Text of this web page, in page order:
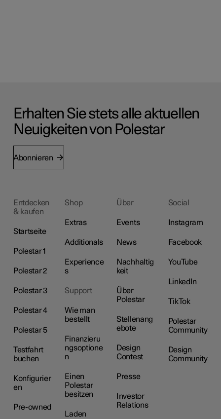
Erhalten Sie stets alle aktuellen
Neuigkeiten von Polestar
Abonnieren
Entdecken
& kaufen
Startseite
Polestar 1
Polestar 2
Polestar 3
Polestar 4
Polestar 5
Testfahrt
buchen
Konfigurier
en
Pre-owned
Shop
Extras
Additionals
Experience
s
Support
Wie man
bestellt
Finanzieru
ngsoptione
n
Einen
Polestar
besitzen
Laden
Über
Events
News
Nachhaltig
keit
Über
Polestar
Stellenang
ebote
Design
Contest
Presse
Investor
Relations
Social
Instagram
Facebook
YouTube
LinkedIn
TikTok
Polestar
Community
Design
Community